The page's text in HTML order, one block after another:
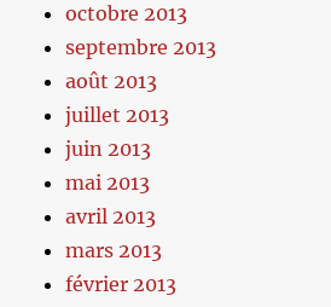
octobre 2013
septembre 2013
août 2013
juillet 2013
juin 2013
mai 2013
avril 2013
mars 2013
février 2013